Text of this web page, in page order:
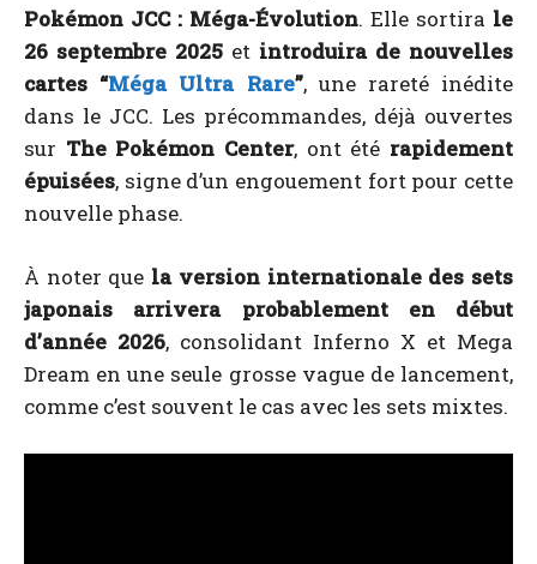
Pokémon JCC : Méga-Évolution. Elle sortira le
26 septembre 2025 et introduira de nouvelles
cartes “Méga Ultra Rare”, une rareté inédite
dans le JCC. Les précommandes, déjà ouvertes
sur The Pokémon Center, ont été rapidement
épuisées, signe d’un engouement fort pour cette
nouvelle phase.
À noter que la version internationale des sets
japonais arrivera probablement en début
d’année 2026, consolidant Inferno X et Mega
Dream en une seule grosse vague de lancement,
comme c’est souvent le cas avec les sets mixtes.